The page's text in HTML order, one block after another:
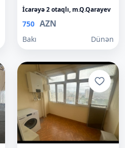
İcarəyə 2 otaqlı, m.Q.Qarayev
750 AZN
Bakı Dünən